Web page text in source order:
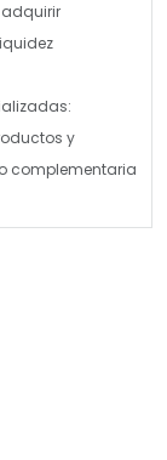
y
complementaria